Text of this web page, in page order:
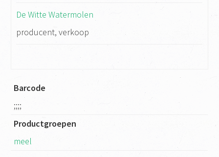
De Witte Watermolen
producent, verkoop
Barcode
;;;;
Productgroepen
meel